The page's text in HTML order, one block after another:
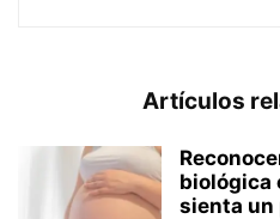
Artículos
biológica
sienta un